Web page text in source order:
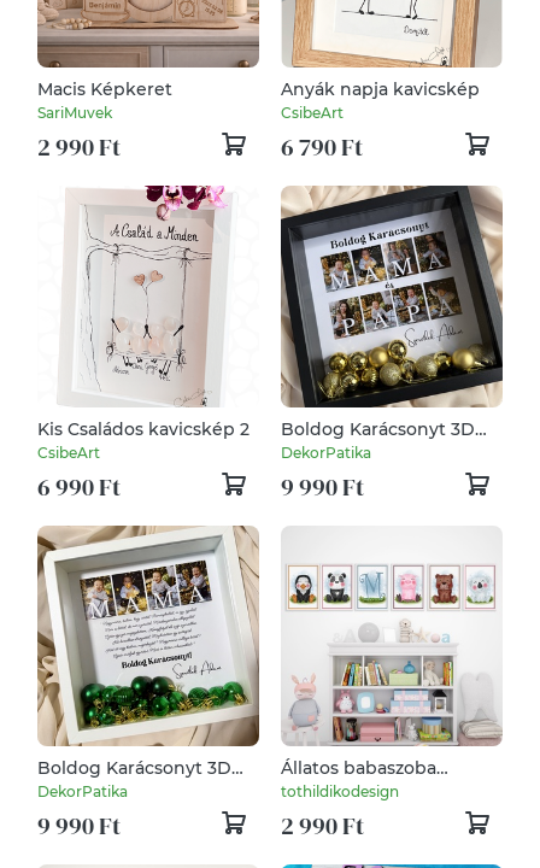
Macis Képkeret
SariMuvek
2 990 Ft
Anyák napja kavicskép
CsibeArt
6 790 Ft
Kis Családos kavicskép 2
CsibeArt
6 990 Ft
Boldog Karácsonyt 3D
képkeret, falikép,
DekorPatika
9 990 Ft
Boldog Karácsonyt 3D
képkeret, falikép,
DekorPatika
9 990 Ft
Állatos babaszoba
dekoráció. Monogramos
képsorozat állatokkal
babaszobába.
tothildikodesign
2 990 Ft